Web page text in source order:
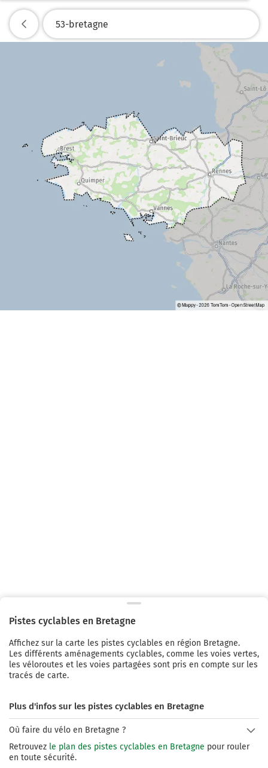
Pistes cyclables en Bretagne
Affichez sur la carte les pistes cyclables en région Bretagne.
Les différents aménagements cyclables, comme les voies vertes,
les véloroutes et les voies partagées sont pris en compte sur les
tracés de carte.
Plus d'infos sur les pistes cyclables en Bretagne
Où faire du vélo en Bretagne ?
Retrouvez le plan des pistes cyclables en Bretagne pour rouler
en toute sécurité.